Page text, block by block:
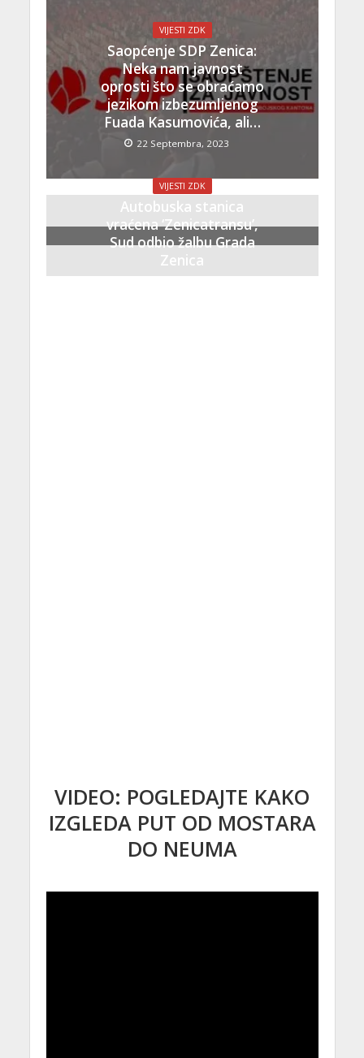
VIJESTI ZDK
Saopćenje SDP Zenica:
Neka nam javnost
oprosti što se obraćamo
jezikom izbezumljenog
Fuada Kasumovića, ali…
22 Septembra, 2023
VIJESTI ZDK
Autobuska stanica
vraćena ‘Zenicatransu’,
Sud odbio žalbu Grada
Zenica
VIDEO: POGLEDAJTE KAKO
IZGLEDA PUT OD MOSTARA
DO NEUMA